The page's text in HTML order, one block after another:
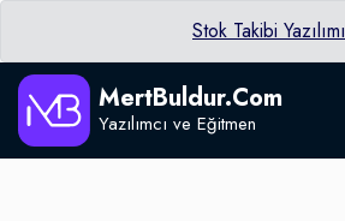
Stok Takibi Yazılımı
MertBuldur.Com
Yazılımcı ve Eğitmen